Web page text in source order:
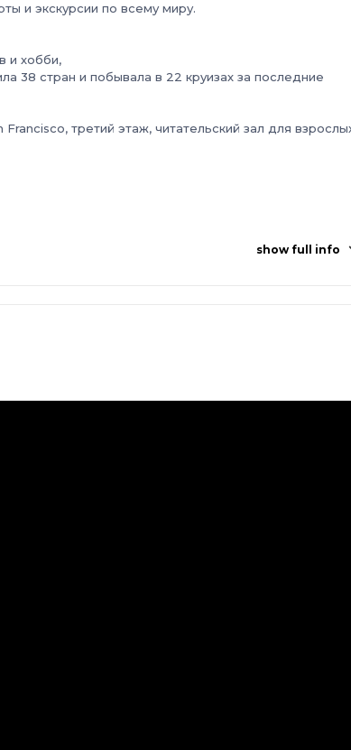
и экскурсии по всему миру.
и хобби,
38 стран и побывала в 22 круизах за последние
третий этаж, читательский зал для
show full info